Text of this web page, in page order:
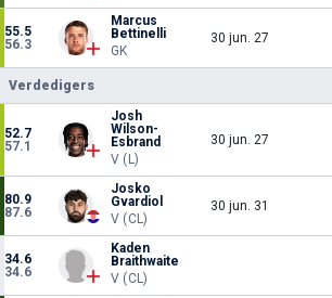
55.5
56.3
Marcus
Bettinelli
GK
30 jun. 27
Verdedigers
52.7
57.1
Josh
Wilson-
Esbrand
V (L)
30 jun. 27
80.9
87.6
Josko
Gvardiol
V (CL)
30 jun. 31
34.6
34.6
Kaden
Braithwaite
V (CL)